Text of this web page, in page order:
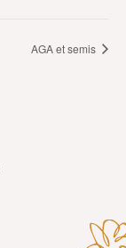
AGA et semis